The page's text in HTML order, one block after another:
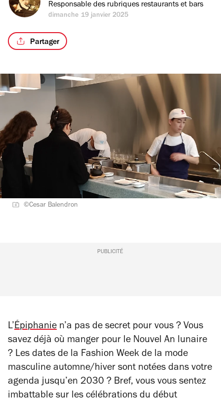
Responsable des rubriques restaurants et bars
dimanche 19 janvier 2025
Partager
©Cesar Balendron
PUBLICITÉ
L’Épiphanie n’a pas de secret pour vous ? Vous
savez déjà où manger pour le Nouvel An lunaire
? Les dates de la Fashion Week de la mode
masculine automne/hiver sont notées dans votre
agenda jusqu’en 2030 ? Bref, vous vous sentez
imbattable sur les célébrations du début